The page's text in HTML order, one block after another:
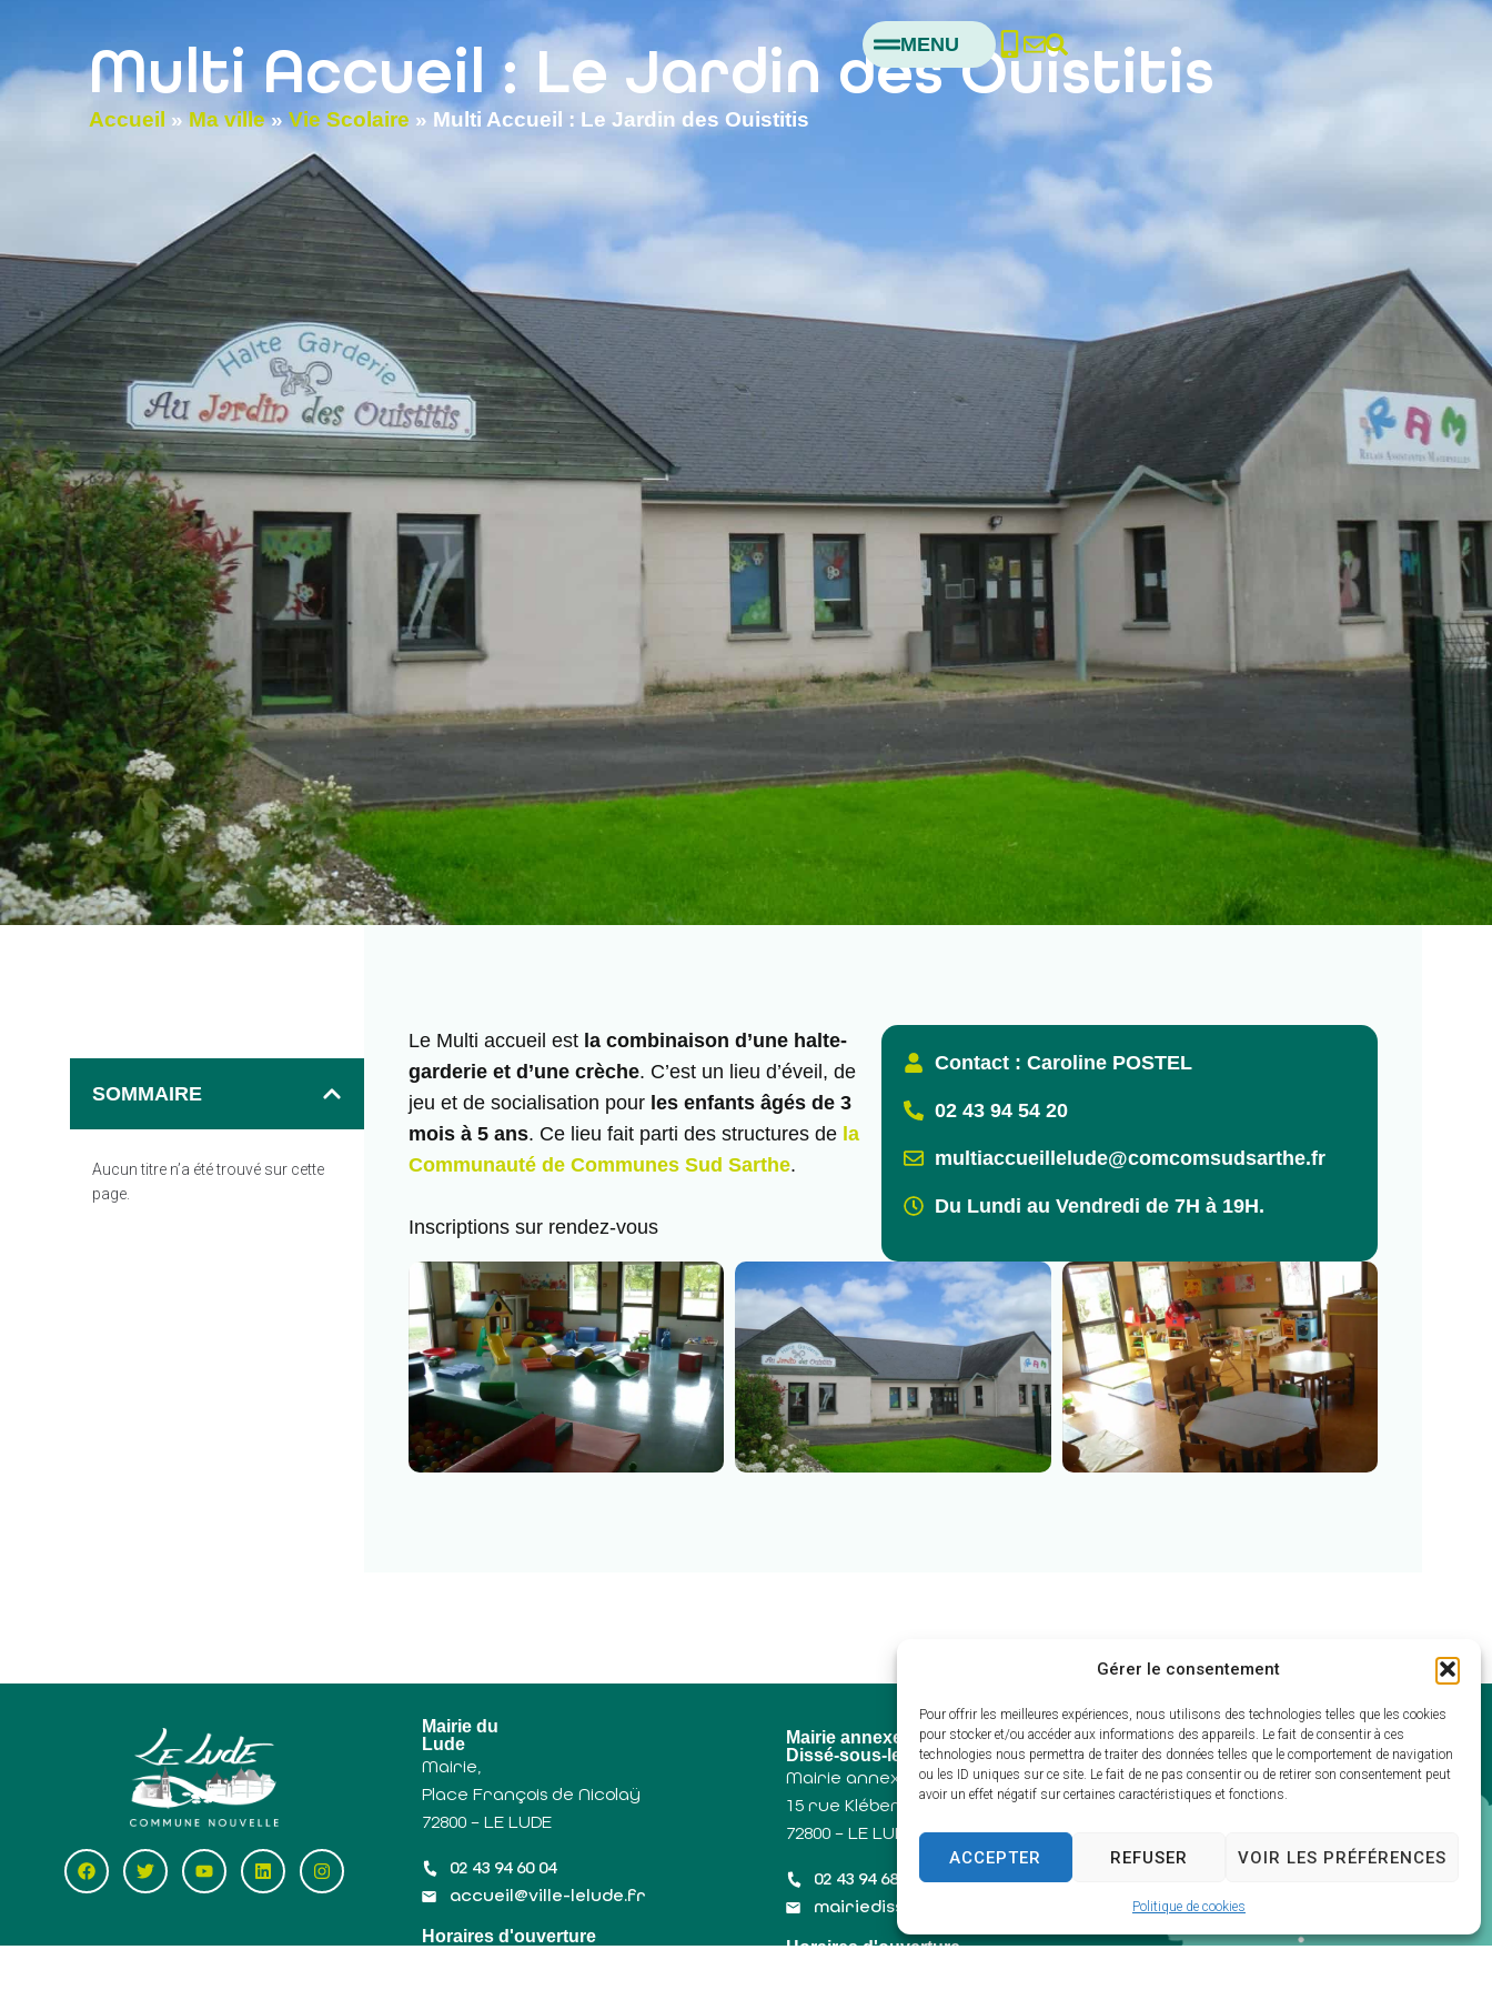
Gérer le consentement
Pour offrir les meilleures expériences, nous utilisons des technologies telles que les cookies
pour stocker et/ou accéder aux informations des appareils. Le fait de consentir à ces
technologies nous permettra de traiter des données telles que le comportement de navigation
ou les ID uniques sur ce site. Le fait de ne pas consentir ou de retirer son consentement peut
avoir un effet négatif sur certaines caractéristiques et fonctions.
ACCEPTER REFUSER VOIR LES PRÉFÉRENCES
Politique de cookies
MENU
Multi Accueil : Le Jardin des Ouistitis
Accueil »Ma ville»Vie Scolaire » Multi Accueil : Le Jardin des Ouistitis
SOMMAIRE
Aucun titre n’a été trouvé sur cette
page.
Le Multi accueil est la combinaison d’une halte-
garderie et d’une crèche. C’est un lieu d’éveil, de
jeu et de socialisation pour les enfants âgés de 3
mois à 5 ans. Ce lieu fait parti des structures de la
Communauté de Communes Sud Sarthe.
Inscriptions sur rendez-vous
Contact : Caroline POSTEL
02 43 94 54 20
multiaccueillelude@comcomsudsarthe.fr
Du Lundi au Vendredi de 7H à 19H.
Mairie du
Lude
Mairie,
Place François de Nicolaÿ
72800 – LE LUDE
02 43 94 60 04
accueil@ville-lelude.fr
Horaires d'ouverture
Mairie annexe de
Dissé-sous-le-Lude
Mairie annexe,
15 rue Klébert Vaudron
72800 – LE LUDE
02 43 94 68 04
mairiedisse@ville-lelude.fr
Horaires d'ouverture